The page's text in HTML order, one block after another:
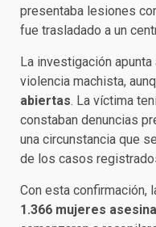
presentaba lesiones
fue trasladado a un
La investigación
violencia machista,
abiertas. La víctima
constaban denuncias
una circunstancia que
de los casos
Con esta confirmación,
1.366 mujeres